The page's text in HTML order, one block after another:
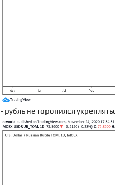
- рубль не торопился